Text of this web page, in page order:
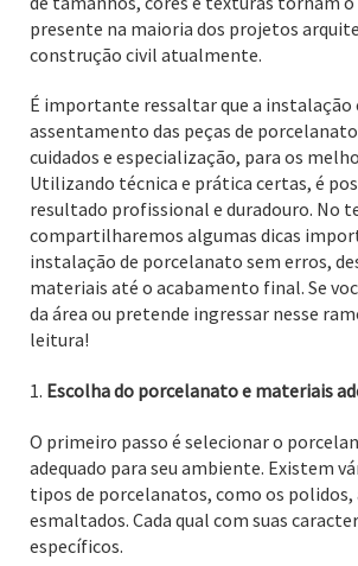
presente na maioria dos projetos
construção civil atualmente.
É importante ressaltar que a instalação
assentamento das peças de
cuidados e especialização, para os
Utilizando técnica e prática certas, é
resultado profissional e duradouro. No
compartilharemos algumas dicas
instalação de porcelanato sem erros,
materiais até o acabamento final. Se
da área ou pretende ingressar nesse
leitura!
Escolha do porcelanato e materiais
O primeiro passo é selecionar o
adequado para seu ambiente. Existem
tipos de porcelanatos, como os polidos,
esmaltados. Cada qual com suas
específicos.